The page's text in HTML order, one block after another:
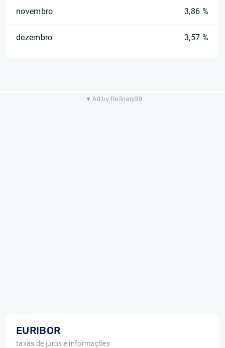
novembro 3,86 %
dezembro 3,57 %
▼ Ad by Refinery89
EURIBOR
taxas de juros e informações